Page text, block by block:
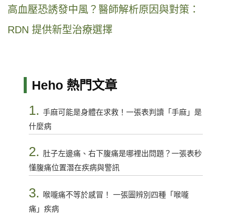
高血壓恐誘發中風？醫師解析原因與對策：
RDN 提供新型治療選擇
Heho 熱門文章
1. 手麻可能是身體在求救！一張表判讀「手麻」是
什麼病
2. 肚子左邊痛、右下腹痛是哪裡出問題？一張表秒
懂腹痛位置潛在疾病與警訊
3.
喉嚨痛不等於感冒！ 一張圖辨別四種「喉嚨
痛」疾病